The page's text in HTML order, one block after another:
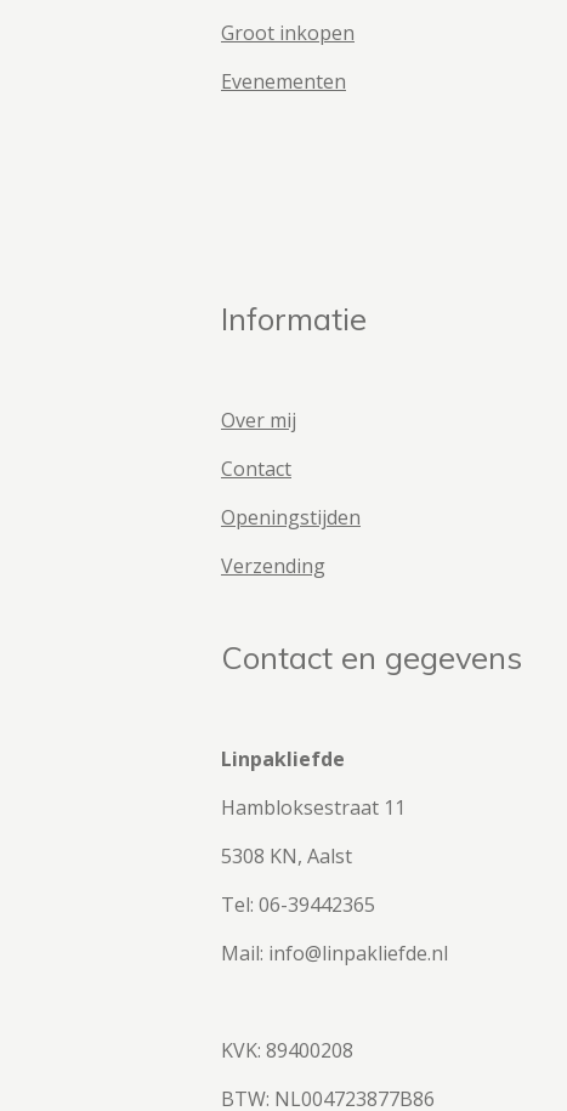
Groot inkopen
Evenementen
Informatie
Over mij
Contact
Openingstijden
Verzending
Contact en gegevens
Linpakliefde
Hambloksestraat 11
5308 KN, Aalst
Tel: 06-39442365
Mail: info@linpakliefde.nl
KVK: 89400208
BTW: NL004723877B86